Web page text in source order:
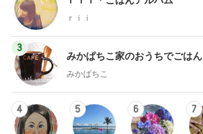
ｒｉｉ
3
みかぱちこ家のおうちでごはん
みかぱちこ
4 5 6 7